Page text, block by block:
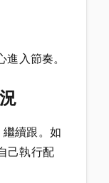
入節奏。
續跟。如
己執行配